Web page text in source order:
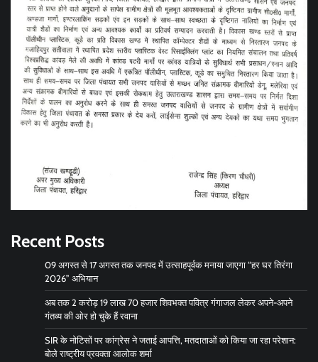
Recent Posts
09 अगस्त से 17 अगस्त तक जनपद में उत्साहपूर्वक मनाया जाएगा “हर घर तिरंगा
2026” अभियान
अब तक 2 करोड़ 19 लाख 70 हजार शिवभक्त पवित्र गंगाजल लेकर अपने-अपने
गंतव्य की ओर हो चुके हैं रवाना
SIR के नोटिसों पर कांग्रेस ने जताई आपत्ति, मतदाताओं को किया जा रहा परेशान:
बोले राष्ट्रीय प्रवक्ता आलोक शर्मा